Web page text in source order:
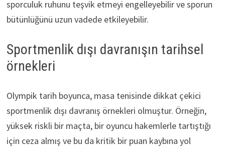
sporculuk ruhunu teşvik etmeyi engelleyebilir ve sporun
bütünlüğünü uzun vadede etkileyebilir.
Sportmenlik dışı davranışın tarihsel
örnekleri
Olympik tarih boyunca, masa tenisinde dikkat çekici
sportmenlik dışı davranış örnekleri olmuştur. Örneğin,
yüksek riskli bir maçta, bir oyuncu hakemlerle tartıştığı
için ceza almış ve bu da kritik bir puan kaybına yol